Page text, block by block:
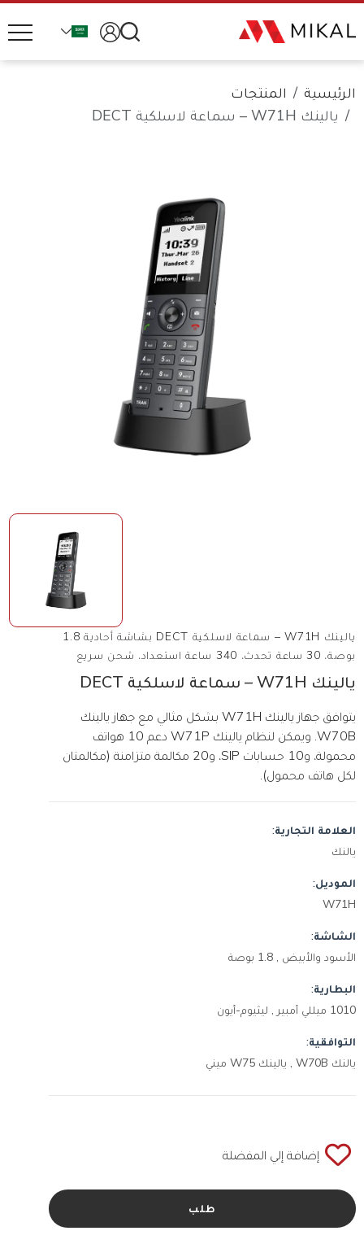
الرئيسية
المنتجات
يالينك W71H – سماعة لاسلكية DECT
يالينك W71H – سماعة لاسلكية DECT بشاشة أحادية 1.8
بوصة، 30 ساعة تحدث، 340 ساعة استعداد، شحن سريع
يالينك W71H – سماعة لاسلكية DECT
يتوافق جهاز يالينك W71H بشكل مثالي مع جهاز يالينك
W70B. ويمكن لنظام يالينك W71P دعم 10 هواتف
محمولة، و10 حسابات SIP، و20 مكالمة متزامنة (مكالمتان
لكل هاتف محمول).
العلامة التجارية:
يالنك
الموديل:
W71H
الشاشة:
الأسود والأبيض , 1.8 بوصة
البطارية:
1010 ميللي أمبير , ليثيوم-أيون
التوافقية:
يالنك W70B , يالينك W75 ميني
إضافة إلي المفضلة
طلب